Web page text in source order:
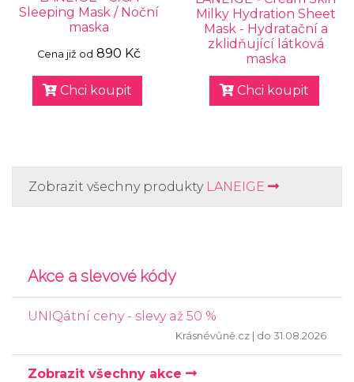
Sleeping Mask / Noční
maska
Cena již od 890 Kč
Chci koupit
Milky Hydration Sheet
Mask - Hydratační a
zklidňující látková
maska
Chci koupit
Zobrazit všechny produkty LANEIGE
Akce a slevové kódy
UNIQátní ceny - slevy až 50 %
Krásnévůně.cz | do 31.08.2026
Zobrazit všechny akce